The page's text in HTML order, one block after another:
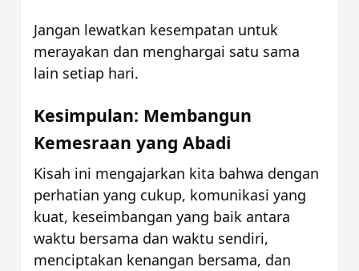
Jangan lewatkan kesempatan untuk
merayakan dan menghargai satu sama
lain setiap hari.
Kesimpulan: Membangun
Kemesraan yang Abadi
Kisah ini mengajarkan kita bahwa dengan
perhatian yang cukup, komunikasi yang
kuat, keseimbangan yang baik antara
waktu bersama dan waktu sendiri,
menciptakan kenangan bersama, dan